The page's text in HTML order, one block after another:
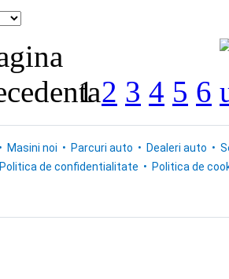
1 2 3 4 5 6
Masini noi Parcuri auto Dealeri auto
Politica de confidentialitate Politica de